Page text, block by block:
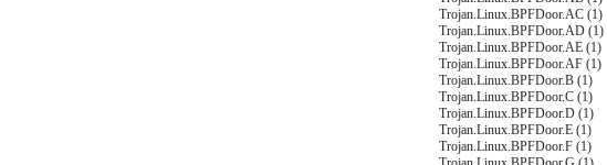
Trojan.Linux.BPFDoor.AC (1)
Trojan.Linux.BPFDoor.AD (1)
Trojan.Linux.BPFDoor.AE (1)
Trojan.Linux.BPFDoor.AF (1)
Trojan.Linux.BPFDoor.B (1)
Trojan.Linux.BPFDoor.C (1)
Trojan.Linux.BPFDoor.D (1)
Trojan.Linux.BPFDoor.E (1)
Trojan.Linux.BPFDoor.F (1)